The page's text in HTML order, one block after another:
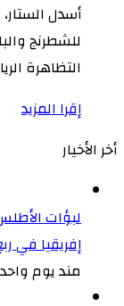
أسدل
للشطرنج
التظاهرة
إقرا المزيد
أخر الأخيار
لبؤات
إفريقيا في
مند يوم واحد